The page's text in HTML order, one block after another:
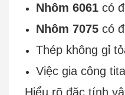
Nhôm 6061 có
Nhôm 7075 có
Thép không gỉ
Việc gia công
Hiểu rõ đặc tính